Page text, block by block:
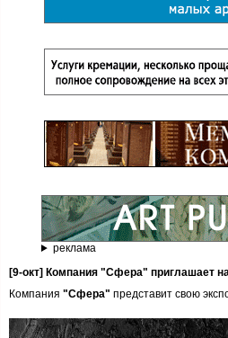
реклама
[9-окт] Компания "Сфера" приглашает
Компания "Сфера" представит свою